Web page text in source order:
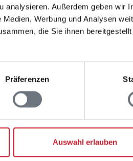
analysieren. Außerdem geben wir
Werbung und Analysen
die Sie ihnen
Präferenzen
Auswahl erlauben
Bad